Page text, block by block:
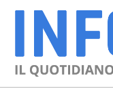
Skip